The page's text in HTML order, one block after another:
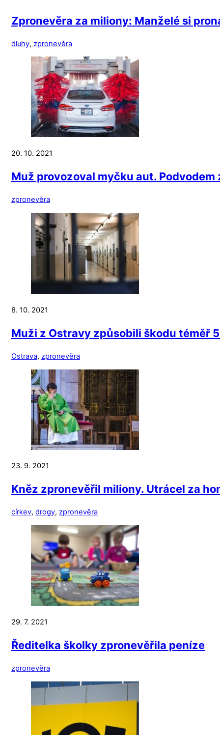
Zpronevěra za miliony: Manželé si
dluhy, zpronevěra
20. 10. 2021
Muž provozoval myčku aut.
zpronevěra
8. 10. 2021
Muži z Ostravy způsobili škodu téměř
Ostrava, zpronevěra
23. 9. 2021
Kněz zpronevěřil miliony. Utrácel za
církev, drogy, zpronevěra
29. 7. 2021
Ředitelka školky zpronevěřila peníze
zpronevěra